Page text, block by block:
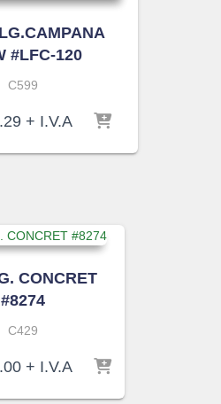
#LFC-120
C599
+ I.V.A
CONCRET
#8274
C429
+ I.V.A